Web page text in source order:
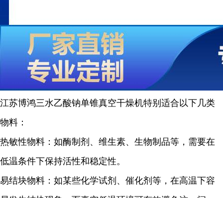
江苏博鸿三水乙酸钠单锥真空干燥机特别适合以下几类
物料：
热敏性物料：如酶制剂、维生素、生物制品等，需要在
低温条件下保持活性和稳定性。
易结块物料：如某些化学试剂、催化剂等，在高温下容